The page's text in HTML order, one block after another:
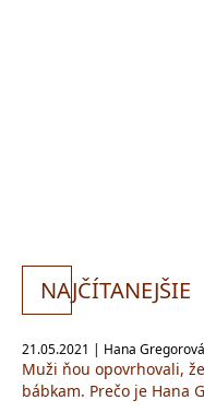
NAJČÍTANEJŠIE
21.05.2021 | Hana Gregorová
Muži ňou opovrhovali,
bábkam. Prečo je Hana